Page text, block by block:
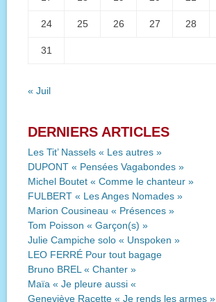
24 25 26 27 28
31
« Juil
DERNIERS ARTICLES
Les Tit’ Nassels « Les autres »
DUPONT « Pensées Vagabondes »
Michel Boutet « Comme le chanteur »
FULBERT « Les Anges Nomades »
Marion Cousineau « Présences »
Tom Poisson « Garçon(s) »
Julie Campiche solo « Unspoken »
LEO FERRÉ Pour tout bagage
Bruno BREL « Chanter »
Maïa « Je pleure aussi «
Geneviève Racette « Je rends les armes »